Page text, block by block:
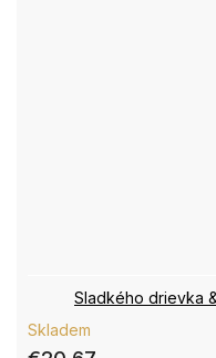
Sladkého drievka
Skladem